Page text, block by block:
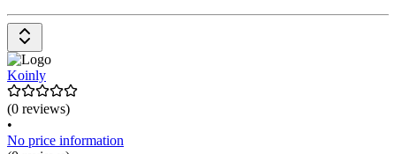
Koinly
(0 reviews)
•
No price information